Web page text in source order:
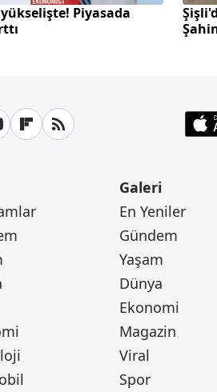
Piyasada
Galeri
En Yeniler
Gündem
Yaşam
Dünya
Ekonomi
Magazin
Viral
Spor